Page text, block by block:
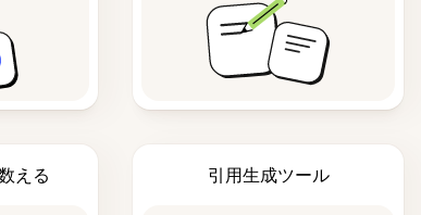
える 引用生成ツール